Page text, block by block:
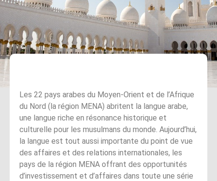
Les 22 pays arabes du Moyen-Orient et de l’Afrique
du Nord (la région MENA) abritent la langue arabe,
une langue riche en résonance historique et
culturelle pour les musulmans du monde. Aujourd’hui,
la langue est tout aussi importante du point de vue
des affaires et des relations internationales, les
pays de la région MENA offrant des opportunités
d’investissement et d’affaires dans toute une série